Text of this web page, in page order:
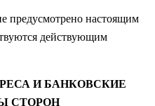
предусмотрено настоящим
действующим
И БАНКОВСКИЕ
СТОРОН